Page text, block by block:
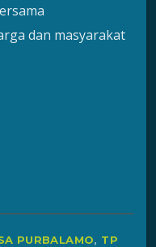
dan masyarakat
PURBALAMO, TP